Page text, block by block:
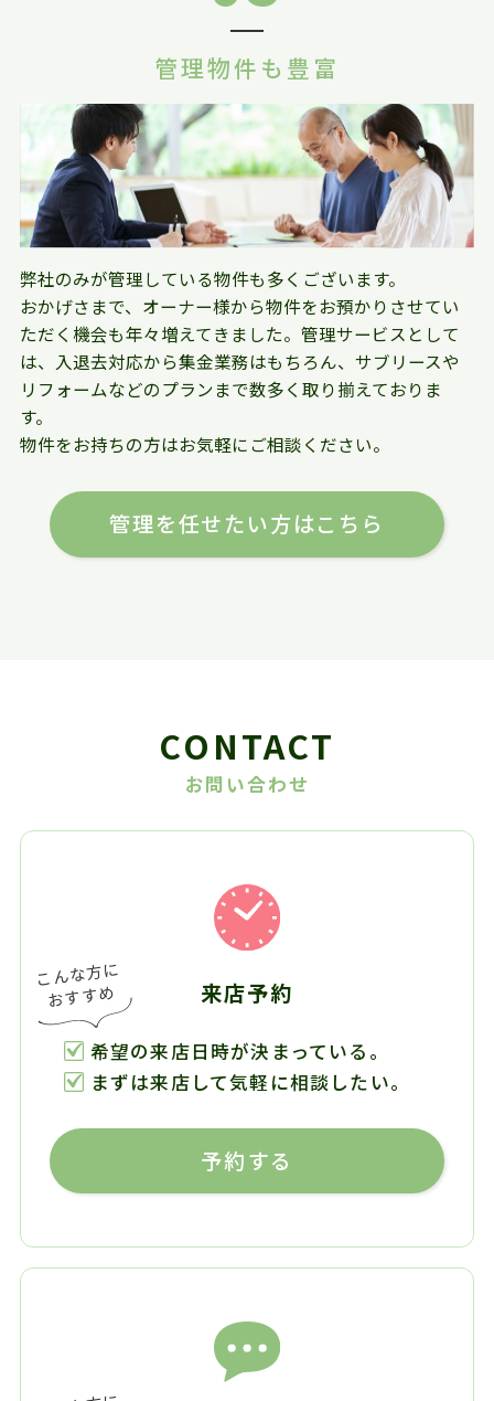
管理物件も豊富
弊社のみが管理している物件も多くございます。
おかげさまで、オーナー様から物件をお預かりさせてい
ただく機会も年々増えてきました。管理サービスとして
は、入退去対応から集金業務はもちろん、サブリースや
リフォームなどのプランまで数多く取り揃えておりま
す。
物件をお持ちの方はお気軽にご相談ください。
管理を任せたい方はこちら
CONTACT
お問い合わせ
来店予約
希望の来店日時が決まっている。
まずは来店して気軽に相談したい。
予約する